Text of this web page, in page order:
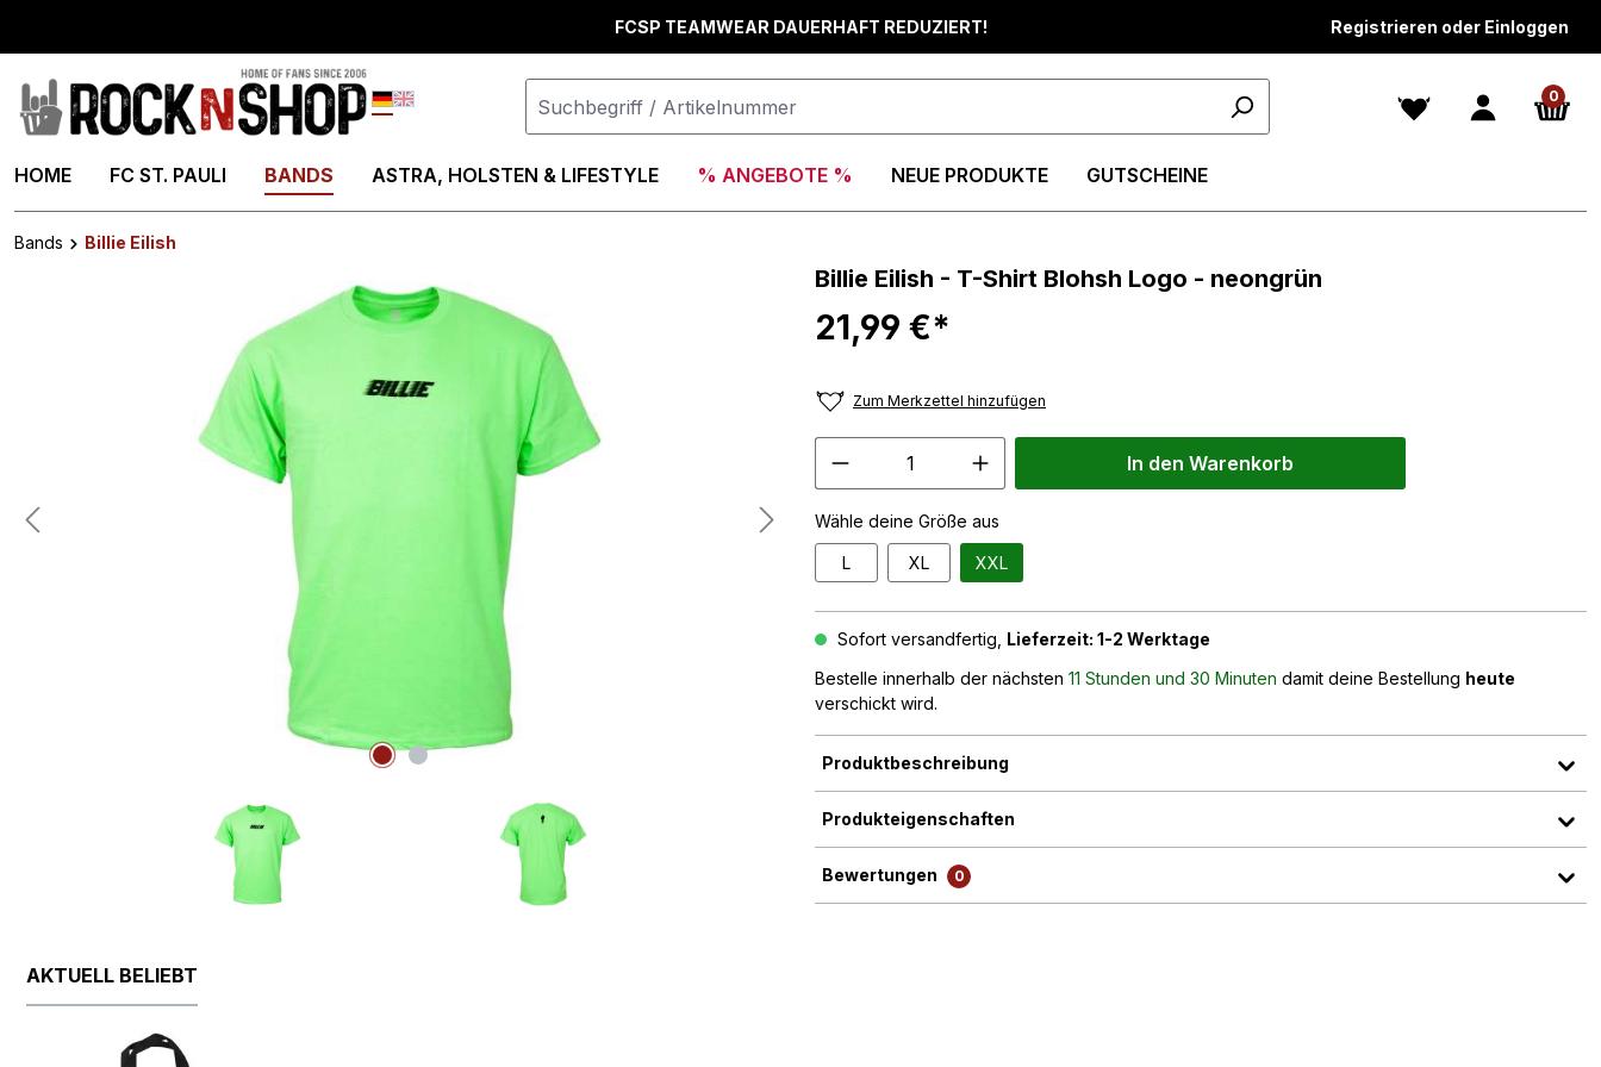
FCSP TEAMWEAR DAUERHAFT REDUZIERT! Registrieren oder Einloggen
Deutsch 0
HOME FC ST. PAULI BANDS ASTRA, HOLSTEN & LIFESTYLE % ANGEBOTE % NEUE PRODUKTE GUTSCHEINE
Bands
Billie Eilish
Billie Eilish - T-Shirt Blohsh Logo - neongrün
21,99 €*
Zum Merkzettel hinzufügen
Wähle deine Größe aus
L XL XXL
In den Warenkorb
Sofort versandfertig, Lieferzeit: 1-2 Werktage
Bestelle innerhalb der nächsten 11 Stunden und 30 Minuten damit deine Bestellung heute
verschickt wird.
Produktbeschreibung
Produkteigenschaften
Bewertungen 0
AKTUELL BELIEBT